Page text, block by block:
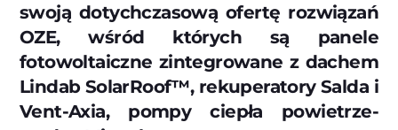
swoją dotychczasową ofertę rozwiązań
OZE, wśród których są panele
fotowoltaiczne zintegrowane z dachem
Lindab SolarRoof™, rekuperatory Salda i
Vent-Axia, pompy ciepła powietrze-